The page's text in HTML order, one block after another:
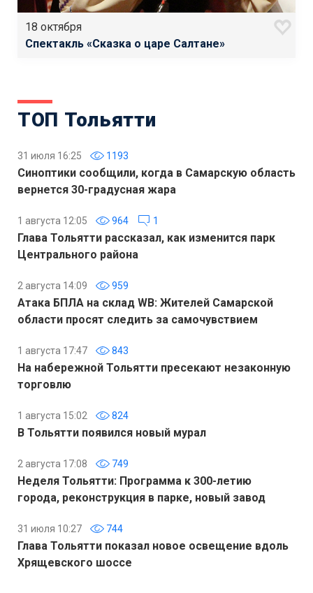
18 октября
Спектакль «Сказка о царе Салтане»
ТОП Тольятти
31 июля 16:25 1193
Синоптики сообщили, когда в Самарскую область
вернется 30-градусная жара
1 августа 12:05 964 1
Глава Тольятти рассказал, как изменится парк
Центрального района
2 августа 14:09 959
Атака БПЛА на склад WB: Жителей Самарской
области просят следить за самочувствием
1 августа 17:47 843
На набережной Тольятти пресекают незаконную
торговлю
1 августа 15:02 824
В Тольятти появился новый мурал
2 августа 17:08 749
Неделя Тольятти: Программа к 300-летию
города, реконструкция в парке, новый завод
31 июля 10:27 744
Глава Тольятти показал новое освещение вдоль
Хрящевского шоссе